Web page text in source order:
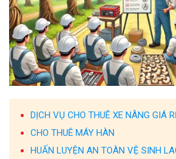
DỊCH VỤ CHO THUÊ XE NÂNG GIÁ
CHO THUÊ MÁY HÀN
HUẤN LUYỆN AN TOÀN VỆ SINH